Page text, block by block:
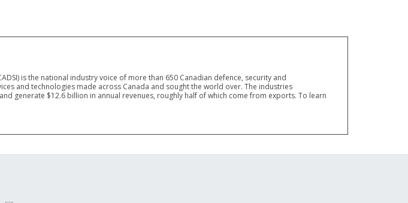
is the national industry voice of more than 650 Canadian defence, security and
and technologies made across Canada and sought the world over. The industries
generate $12.6 billion in annual revenues, roughly half of which come from exports. To learn